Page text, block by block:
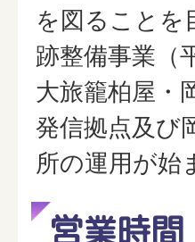
を図ることを
跡整備事業（
大旅籠柏屋・
発信拠点及び
所の運用が始
営業時間